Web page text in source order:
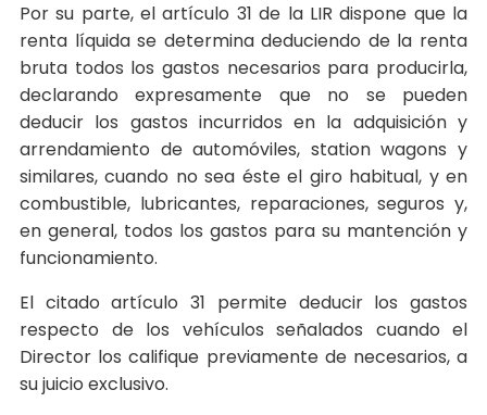
Por su parte, el artículo 31 de la LIR dispone que la
renta líquida se determina deduciendo de la renta
bruta todos los gastos necesarios para producirla,
declarando expresamente que no se pueden
deducir los gastos incurridos en la adquisición y
arrendamiento de automóviles, station wagons y
similares, cuando no sea éste el giro habitual, y en
combustible, lubricantes, reparaciones, seguros y,
en general, todos los gastos para su mantención y
funcionamiento.
El citado artículo 31 permite deducir los gastos
respecto de los vehículos señalados cuando el
Director los califique previamente de necesarios, a
su juicio exclusivo.